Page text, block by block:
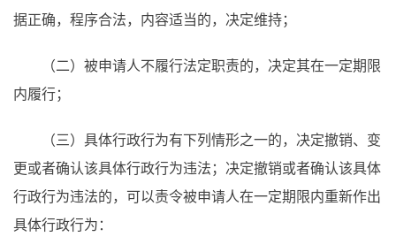
据正确，程序合法，内容适当的，决定维持；
（二）被申请人不履行法定职责的，决定其在一定期限
内履行；
（三）具体行政行为有下列情形之一的，决定撤销、变
更或者确认该具体行政行为违法；决定撤销或者确认该具体
行政行为违法的，可以责令被申请人在一定期限内重新作出
具体行政行为：